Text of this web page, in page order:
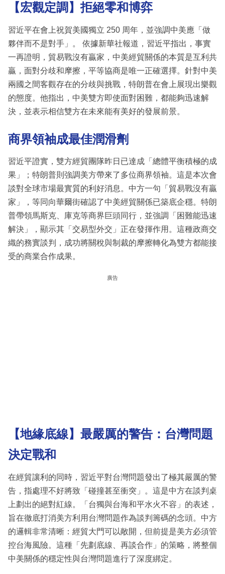
【宏觀定調】拒絕零和博弈
習近平在會上祝賀美國獨立 250 周年，並強調中美應「做
夥伴而不是對手」。 依據新華社報道，習近平指出，事實
一再證明，貿易戰沒有贏家，中美經貿關係的本質是互利共
贏，面對分歧和摩擦，平等協商是唯一正確選擇。針對中美
兩國之間客觀存在的分歧與挑戰，特朗普在會上展現出樂觀
的態度。他指出，中美雙方即使面對困難，都能夠迅速解
決，並表示相信雙方在未來能有美好的發展前景。
商界領袖成最佳潤滑劑
習近平證實，雙方經貿團隊昨日已達成「總體平衡積極的成
果」；特朗普則強調美方帶來了多位商界領袖。這是本次會
談對全球市場最實質的利好消息。中方一句「貿易戰沒有贏
家」，等同向華爾街確認了中美經貿關係已築底企穩。特朗
普帶領馬斯克、庫克等商界巨頭同行，並強調「困難能迅速
解決」，顯示其「交易型外交」正在發揮作用。這種政商交
織的務實談判，成功將關稅與制裁的摩擦轉化為雙方都能接
受的商業合作成果。
廣告
【地緣底線】最嚴厲的警告：台灣問題
決定戰和
在經貿讓利的同時，習近平對台灣問題發出了極其嚴厲的警
告，指處理不好將致「碰撞甚至衝突」。這是中方在談判桌
上劃出的絕對紅線。「台獨與台海和平水火不容」的表述，
旨在徹底打消美方利用台灣問題作為談判籌碼的念頭。中方
的邏輯非常清晰：經貿大門可以敞開，但前提是美方必須管
控台海風險。這種「先劃底線、再談合作」的策略，將整個
中美關係的穩定性與台灣問題進行了深度綁定。